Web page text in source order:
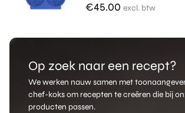
€45.00 excl. btw
Op zoek naar een recept?
We werken nauw samen met
chef-koks om recepten te creëren die bij
producten passen.